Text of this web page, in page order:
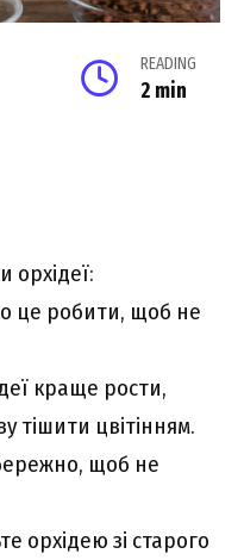
READING
2 min
орхідеї:
це робити, щоб не
краще рости,
тішити цвітінням.
щоб не
орхідею зі старого